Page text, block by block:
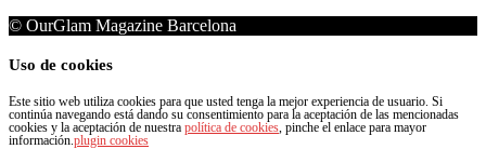
© OurGlam Magazine Barcelona
Uso de cookies
Este sitio web utiliza cookies para que usted tenga la mejor experiencia de usuario. Si
continúa navegando está dando su consentimiento para la aceptación de las mencionadas
cookies y la aceptación de nuestra política de cookies, pinche el enlace para mayor
información.plugin cookies